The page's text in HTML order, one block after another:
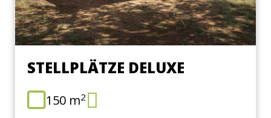
STELLPLÄTZE DELUXE
150 m2